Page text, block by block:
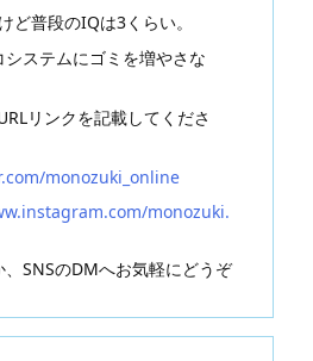
ど普段のIQは3くらい。
システムにゴミを増やさな
リンクを記載してくださ
monozuki_online
monozuki.
、SNSのDMへお気軽にどうぞ